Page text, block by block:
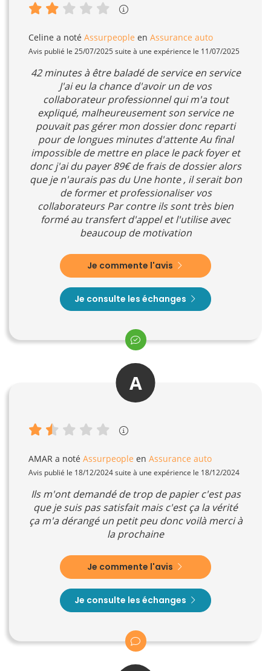
Celine a noté Assurpeople en Assurance auto
Avis publié le 25/07/2025 suite à une expérience le 11/07/2025
42 minutes à être baladé de service en service
J'ai eu la chance d'avoir un de vos
collaborateur professionnel qui m'a tout
expliqué, malheureusement son service ne
pouvait pas gérer mon dossier donc reparti
pour de longues minutes d'attente Au final
impossible de mettre en place le pack foyer et
donc j'ai du payer 89€ de frais de dossier alors
que je n'aurais pas du Une honte , il serait bon
de former et professionaliser vos
collaborateurs Par contre ils sont très bien
formé au transfert d'appel et l'utilise avec
beaucoup de motivation
Je commente l'avis
Je consulte les échanges
A
AMAR a noté Assurpeople en Assurance auto
Avis publié le 18/12/2024 suite à une expérience le 18/12/2024
Ils m'ont demandé de trop de papier c'est pas
que je suis pas satisfait mais c'est ça la vérité
ça m'a dérangé un petit peu donc voilà merci à
la prochaine
Je commente l'avis
Je consulte les échanges